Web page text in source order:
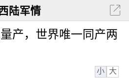
陆军情
产，世界唯一同产两
小 大